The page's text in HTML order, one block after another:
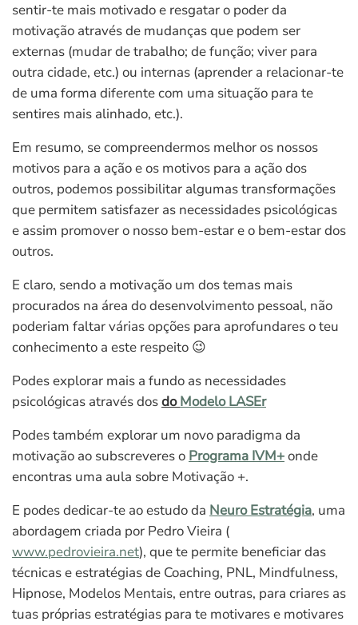
sentir-te mais motivado e resgatar o poder da
motivação através de mudanças que podem ser
externas (mudar de trabalho; de função; viver para
outra cidade, etc.) ou internas (aprender a relacionar-te
de uma forma diferente com uma situação para te
sentires mais alinhado, etc.).
Em resumo, se compreendermos melhor os nossos
motivos para a ação e os motivos para a ação dos
outros, podemos possibilitar algumas transformações
que permitem satisfazer as necessidades psicológicas
e assim promover o nosso bem-estar e o bem-estar dos
outros.
E claro, sendo a motivação um dos temas mais
procurados na área do desenvolvimento pessoal, não
poderiam faltar várias opções para aprofundares o teu
conhecimento a este respeito 😉
Podes explorar mais a fundo as necessidades
psicológicas através dosdoModelo LASEr
Podes também explorar um novo paradigma da
motivação ao subscreveres o Programa IVM+onde
encontras uma aula sobre Motivação +.
E podes dedicar-te ao estudo da Neuro Estratégia, uma
abordagem criada por Pedro Vieira (
www.pedrovieira.net), que te permite beneficiar das
técnicas e estratégias de Coaching, PNL, Mindfulness,
Hipnose, Modelos Mentais, entre outras, para criares as
tuas próprias estratégias para te motivares e motivares